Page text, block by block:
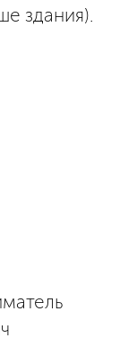
здания).